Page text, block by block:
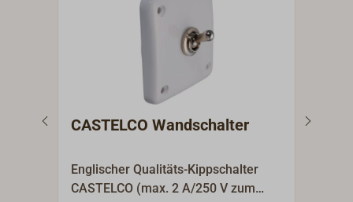
CASTELCO Wandschalter
Englischer Qualitäts-Kippschalter
CASTELCO (max. 2 A/250 V zum